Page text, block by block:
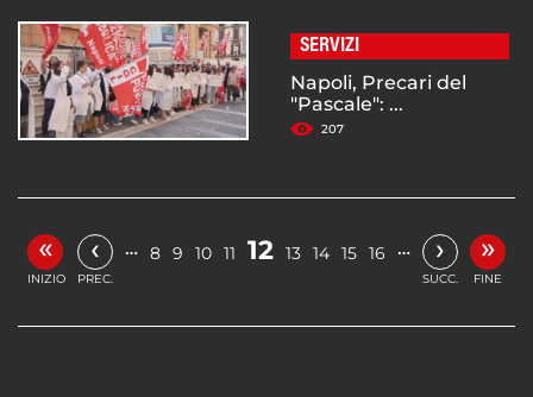
SERVIZI
Napoli, Precari del
"Pascale": ...
207
«
INIZIO
‹
PREC.
… 8 9 10 11 12 13 14 15 16 … ›
SUCC.
»
FINE